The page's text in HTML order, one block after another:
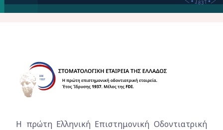
Η πρώτη Ελληνική Επιστημονική Οδοντιατρική